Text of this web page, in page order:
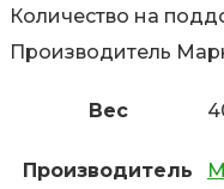
Количество на
Производитель
Вес
Производитель